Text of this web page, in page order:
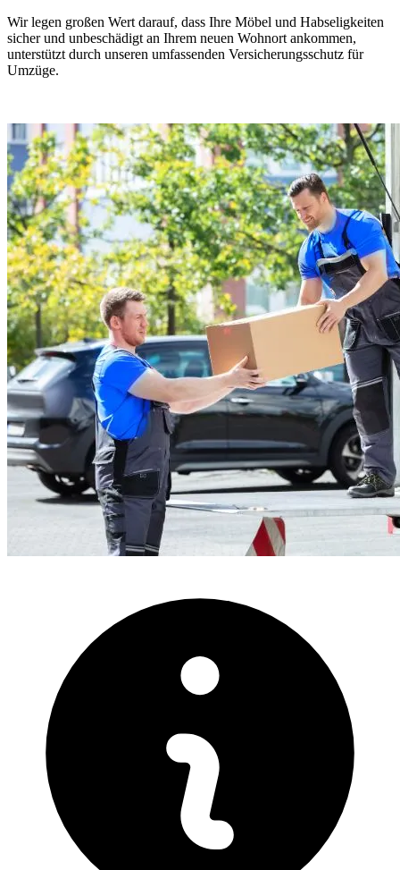
Wir legen großen Wert darauf, dass Ihre Möbel und Habseligkeiten
sicher und unbeschädigt an Ihrem neuen Wohnort ankommen,
unterstützt durch unseren umfassenden Versicherungsschutz für
Umzüge.